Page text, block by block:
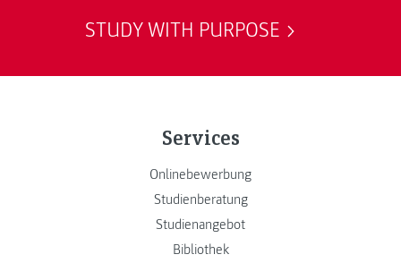
STUDY WITH PURPOSE
Services
Onlinebewerbung
Studienberatung
Studienangebot
Bibliothek